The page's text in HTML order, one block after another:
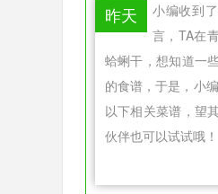
昨天
小编收到
言，TA在
蛤蜊干，想知道一
的食谱，于是，小
以下相关菜谱，望
伙伴也可以试试哦！